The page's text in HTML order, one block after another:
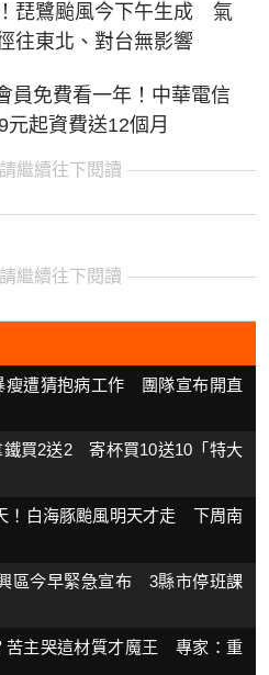
琵鷺颱風今下午生成 氣
往東北、對台無影響
員免費看一年！中華電信
元起資費送12個月
繼續往下閱讀
繼續往下閱讀
瘦遭猜抱病工作 團隊宣布開直
鐵買2送2 寄杯買10送10「特大
！白海豚颱風明天才走 下周南
區今早緊急宣布 3縣市停班課
苦主哭這材質才魔王 專家：重